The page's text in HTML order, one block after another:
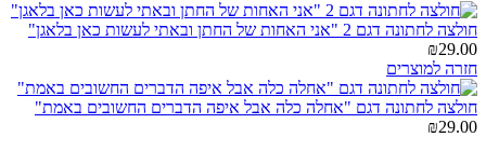
חולצה לחתונה דגם 2 "אני האחות של החתן ובאתי לעשות כאן בלאגן"
₪29.00
חזרה למוצרים
חולצה לחתונה דגם "אחלה כלה אבל איפה הדברים החשובים באמת"
₪29.00